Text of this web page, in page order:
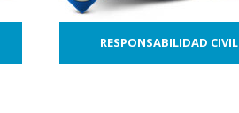
RESPONSABILIDAD CIVIL